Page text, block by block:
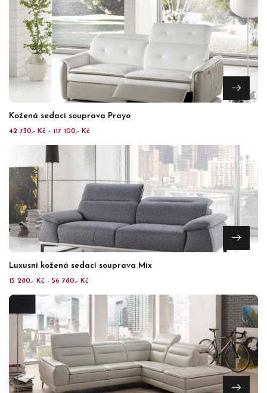
Kožená sedací souprava Prayo
42 730,- Kč - 117 100,- Kč
Luxusní kožená sedací souprava Mix
15 280,- Kč - 56 780,- Kč